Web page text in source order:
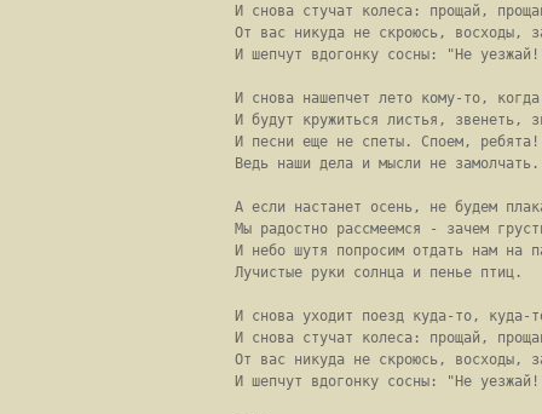
И снова стучат колеса: прощай,
От вас никуда не скроюсь, восходы,
И шепчут вдогонку сосны: "Не
И снова нашепчет лето кому-то,
И будут кружиться листья, звенеть,
И песни еще не спеты. Споем, ребята!
Ведь наши дела и мысли не замолчать.
А если настанет осень, не будем
Мы радостно рассмеемся - зачем
И небо шутя попросим отдать нам на
Лучистые руки солнца и пенье птиц.
И снова уходит поезд куда-то, куда-
И снова стучат колеса: прощай,
От вас никуда не скроюсь, восходы,
И шепчут вдогонку сосны: "Не